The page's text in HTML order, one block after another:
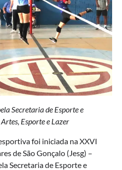
Secretaria de Esporte e
Esporte e Lazer
foi iniciada na XXVI
de São Gonçalo (Jesg) –
Secretaria de Esporte e